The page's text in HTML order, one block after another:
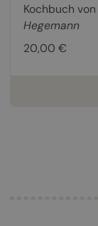
Kochbuch von
Hegemann
20,00 €